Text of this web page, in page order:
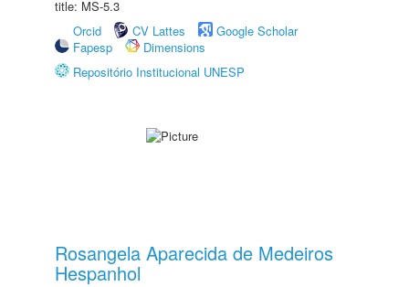
title: MS-5.3
Orcid
CV Lattes
Google Scholar
Fapesp
Dimensions
Repositório Institucional UNESP
Rosangela Aparecida de Medeiros
Hespanhol